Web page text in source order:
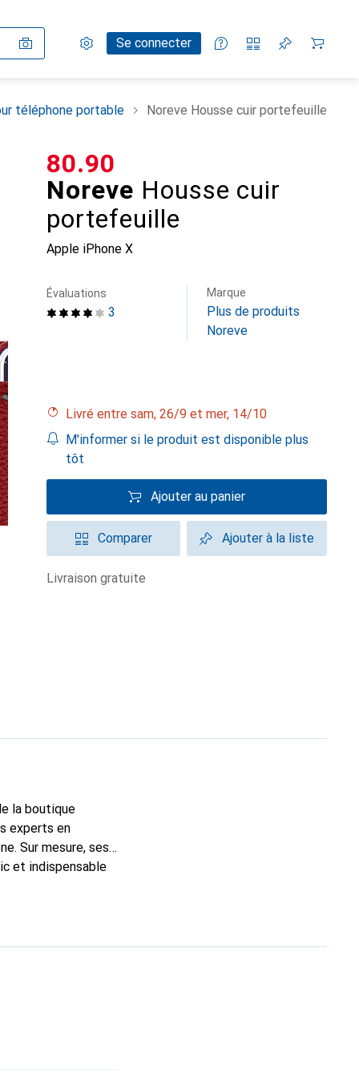
Paramètres
Compte clientSe connecter
Listes de comparaison
Listes d'envies
Panier
téléphone portable Noreve Housse cuir portefeuille
Noreve Housse cuir
portefeuille
Apple iPhone X
CHF
80.90
3
Évaluations Marque
Plus de produits
Noreve
Livré entre sam, 26/9 et mer, 14/10
M'informer si le produit est disponible plus
tôt
Ajouter au panier
Comparer Ajouter à la liste
livraison gratuite
la boutique
experts en
Sur mesure, ses
et indispensable